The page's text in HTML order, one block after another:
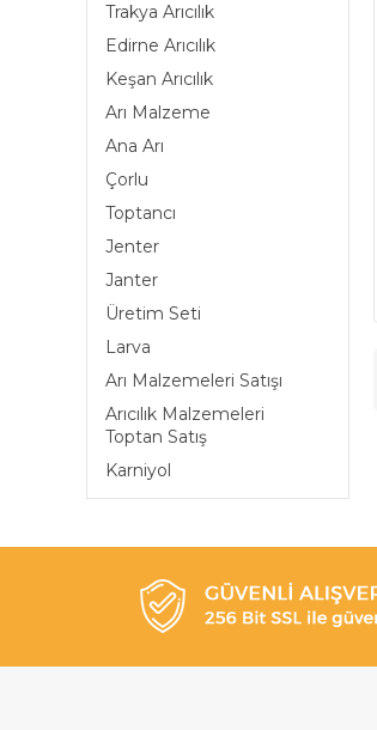
Trakya Arıcılık
Edirne Arıcılık
Keşan Arıcılık
Arı Malzeme
Ana Arı
Çorlu
Toptancı
Jenter
Janter
Üretim Seti
Larva
Arı Malzemeleri Satışı
Arıcılık Malzemeleri
Toptan Satış
Karniyol